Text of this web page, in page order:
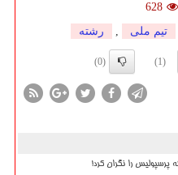
628
تیم ملی , رشته
(1)
(0)
پرسپولیس را نگران کرد!